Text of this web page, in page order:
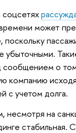
соцсетях
может
поскольку
убыточными.
о
компанию
с учетом долга.
несмотря на
стабильная.